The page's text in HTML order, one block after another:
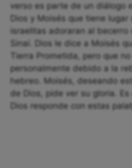
verso es parte de un diálogo
Dios y Moisés que tiene
israelitas adoraran al
Sinaí. Dios le dice a Moisés
Tierra Prometida, pero que
personalmente debido a la
hebreo. Moisés, deseando
de Dios, pide ver su gloria.
Dios responde con estas